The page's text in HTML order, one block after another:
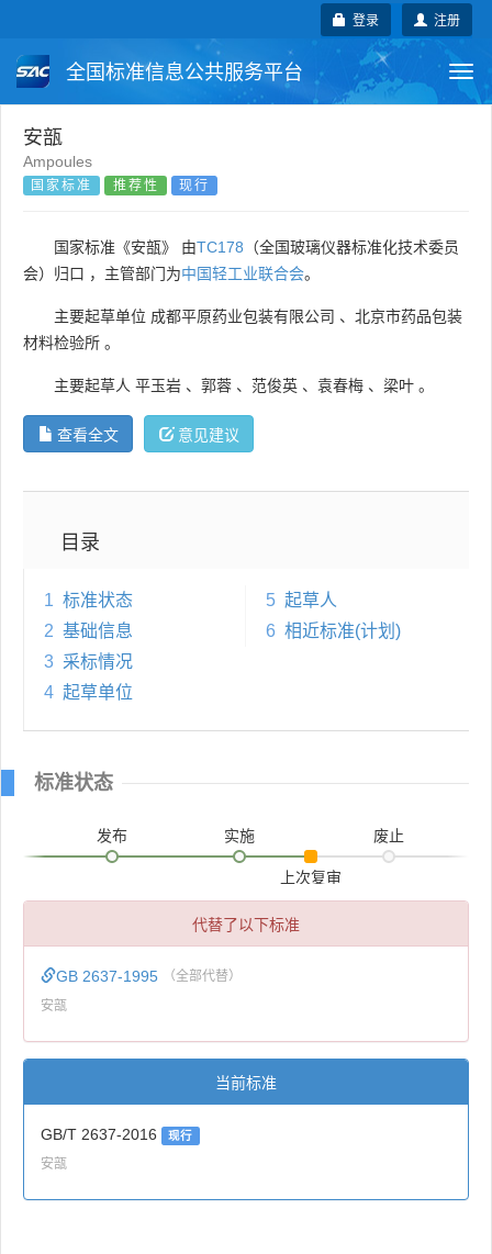
注册
登录
全国标准信息公共服务平台
国家标准
团体标准
国外标准 技术委员会
安瓿
Ampoules
国家标准 推荐性 现行
国家标准《安瓿》 由TC178 （全国玻璃仪器标准化技术委员
会）归口 ，主管部门为中国轻工业联合会。
主要起草单位 成都平原药业包装有限公司 、 北京市药品包装
材料检验所 。
主要起草人 平玉岩 、 郭蓉 、 范俊英 、 袁春梅 、 梁叶 。
查看全文 意见建议
目录
1 标准状态
2 基础信息
3 采标情况
4 起草单位
5 起草人
6 相近标准(计划)
标准状态
发布 实施
上次复审
废止
代替了以下标准
GB 2637-1995 （全部代替）
安瓿
当前标准
GB/T 2637-2016 现行
安瓿